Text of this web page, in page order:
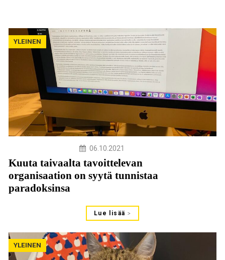
YLEINEN
06.10.2021
Kuuta taivaalta tavoittelevan
organisaation on syytä tunnistaa
paradoksinsa
Lue lisää
YLEINEN